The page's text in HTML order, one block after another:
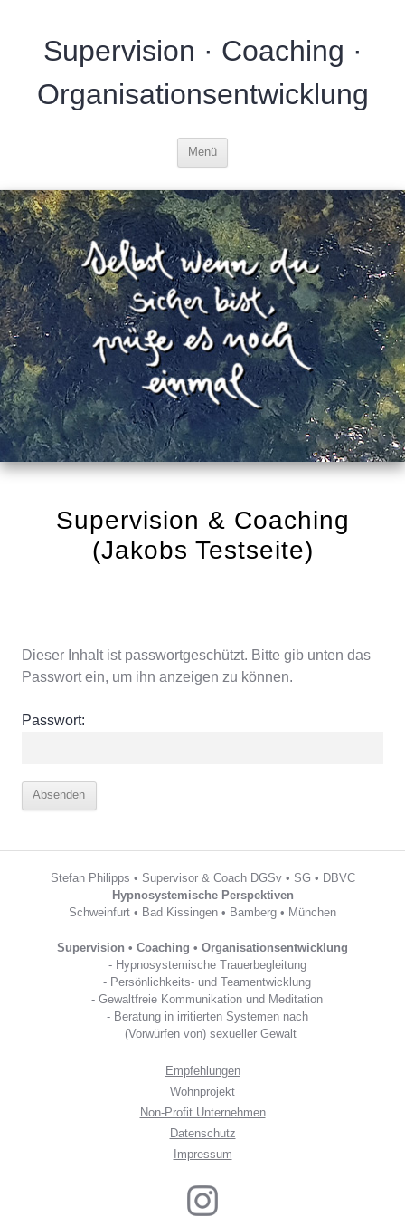
springenSupervision · Coaching ·
Organisationsentwicklung
Menü
Supervision & Coaching
(Jakobs Testseite)
Dieser Inhalt ist passwortgeschützt. Bitte gib unten das
Passwort ein, um ihn anzeigen zu können.
Passwort:
Stefan Philipps • Supervisor & Coach DGSv • SG • DBVC
Hypnosystemische Perspektiven
Schweinfurt • Bad Kissingen • Bamberg • München
Supervision • Coaching • Organisationsentwicklung
- Hypnosystemische Trauerbegleitung
- Persönlichkeits- und Teamentwicklung
- Gewaltfreie Kommunikation und Meditation
- Beratung in irritierten Systemen nach
(Vorwürfen von) sexueller Gewalt
Empfehlungen
Wohnprojekt
Non-Profit Unternehmen
Datenschutz
Impressum